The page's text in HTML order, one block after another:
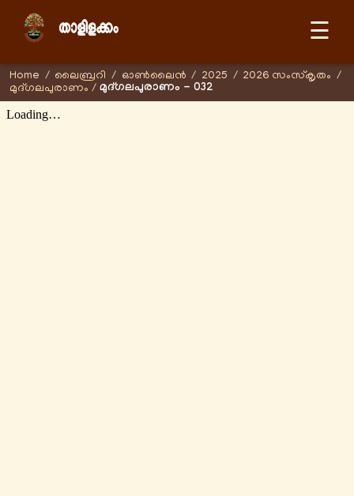
☰
Home / ലൈബ്രറി / ഓണ്‍ലൈന്‍ / 2025 / 2026 സംസ്കൃതം /
മുദ്ഗലപുരാണം / മുദ്ഗലപുരാണം - 032